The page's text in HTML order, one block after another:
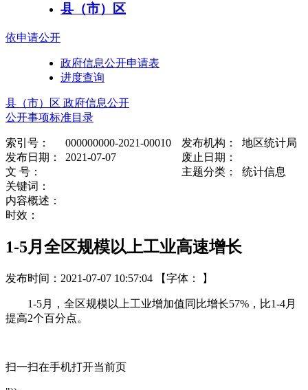
县（市）区
依申请公开
政府信息公开申请表
进度查询
县（市）区 政府信息公开
公开事项标准目录
索引号： 000000000-2021-00010 发布机构：
地区统计局
发布日期：
2021-07-07
废止日期：
文 号：
主题分类：
统计信息
关键词：
内容概述：
时效：
1-5月全区规模以上工业高速增长
发布时间：2021-07-07 10:57:04 【字体： 】
1-5月，全区规模以上工业增加值同比增长57%，比1-4月
提高2个百分点。
扫一扫在手机打开当前页